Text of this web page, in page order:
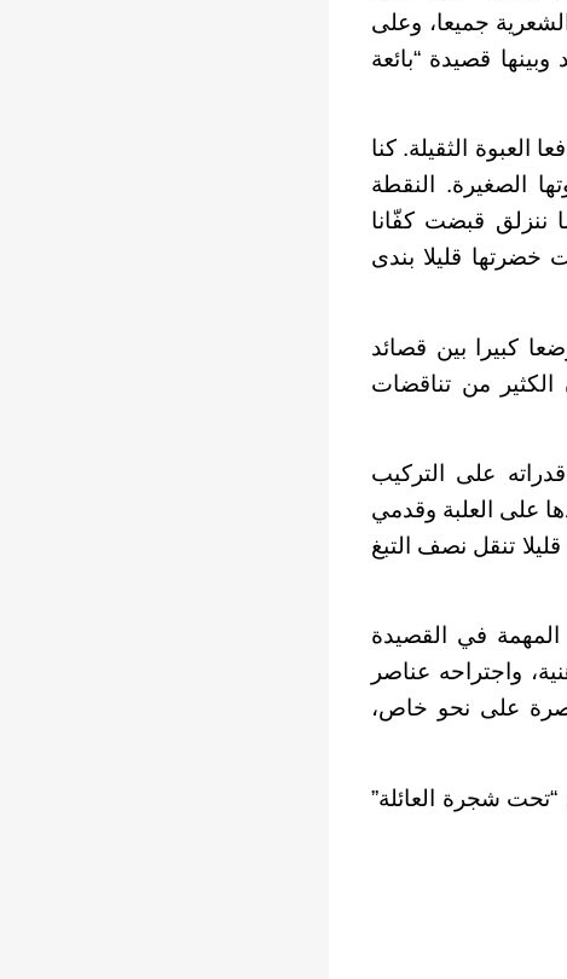
جميعا، وعلى
قصيدة “بائعة
العبوة الثقيلة. كنا
الصغيرة. النقطة
ننزلق قبضت كفّانا
خضرتها قليلا بندى
كبيرا بين قصائد
من تناقضات
على التركيب
على العلبة وقدمي
تنقل نصف التبغ
في القصيدة
واجتراحه عناصر
على نحو خاص،
لأحمد يماني إصدار ثلاثة دواوين هي: “شوارع الأبيض والأسود” 1995، “تحت شجرة العائلة”